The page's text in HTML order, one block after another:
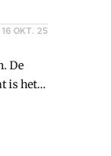
16 OKT. 25
De
is het